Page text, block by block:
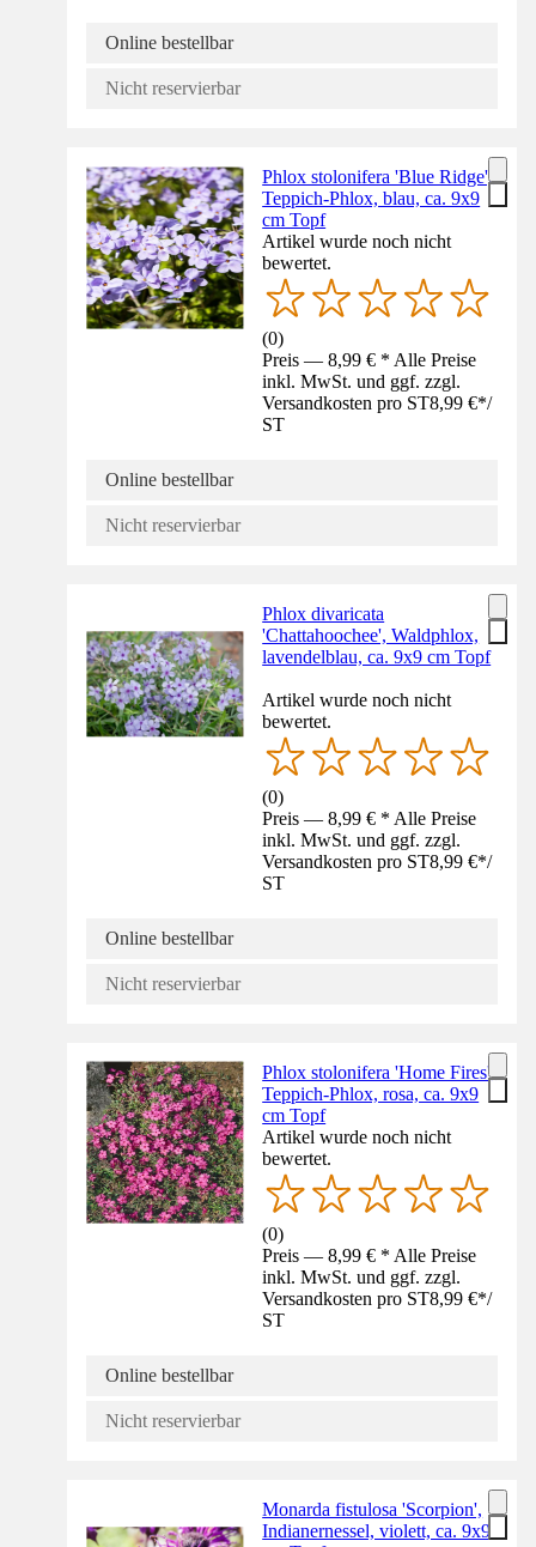
Online bestellbar
Nicht reservierbar
Phlox stolonifera 'Blue Ridge',
Teppich-Phlox, blau, ca. 9x9
cm Topf
Artikel wurde noch nicht
bewertet.
(0)
Preis — 8,99 € * Alle Preise
inkl. MwSt. und ggf. zzgl.
Versandkosten pro ST8,99 €*/
ST
Online bestellbar
Nicht reservierbar
Phlox divaricata
'Chattahoochee', Waldphlox,
lavendelblau, ca. 9x9 cm Topf
Artikel wurde noch nicht
bewertet.
(0)
Preis — 8,99 € * Alle Preise
inkl. MwSt. und ggf. zzgl.
Versandkosten pro ST8,99 €*/
ST
Online bestellbar
Nicht reservierbar
Phlox stolonifera 'Home Fires',
Teppich-Phlox, rosa, ca. 9x9
cm Topf
Artikel wurde noch nicht
bewertet.
(0)
Preis — 8,99 € * Alle Preise
inkl. MwSt. und ggf. zzgl.
Versandkosten pro ST8,99 €*/
ST
Online bestellbar
Nicht reservierbar
Monarda fistulosa 'Scorpion',
Indianernessel, violett, ca. 9x9